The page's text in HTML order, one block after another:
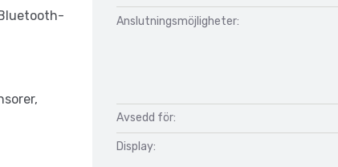
Anslutningsmöjligheter:
Avsedd för:
Display: